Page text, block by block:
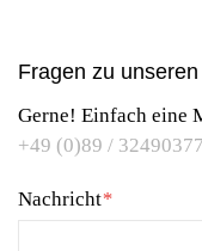
Fragen zu
Gerne! Einfach eine
+49 (0)89 / 32490377
Nachricht*